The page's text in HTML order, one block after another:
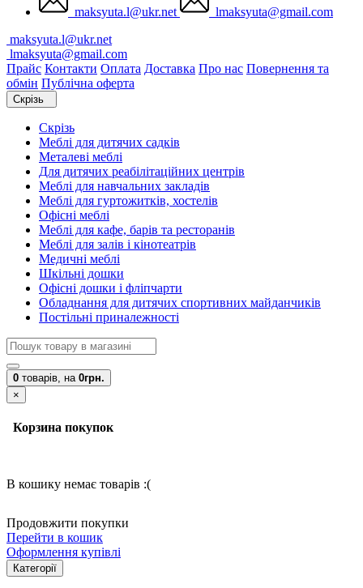
maksyuta.l@ukr.net
lmaksyuta@gmail.com
maksyuta.l@ukr.net
lmaksyuta@gmail.com
Прайс Контакти Оплата Доставка Про нас Повернення та
обмін Публічна оферта
Скрізь
Скрізь
Меблі для дитячих садків
Металеві меблі
Для дитячих реабілітаційних центрів
Меблі для навчальних закладів
Меблі для гуртожитків, хостелів
Офісні меблі
Меблі для кафе, барів та ресторанів
Меблі для залів і кінотеатрів
Медичні меблі
Шкільні дошки
Офісні дошки і фліпчарти
Обладнання для дитячих спортивних майданчиків
Постільні приналежності
0 товарів, на 0грн.
×
Корзина покупок
В кошику немає товарів :(
Продовжити покупки
Перейти в кошик
Оформлення купівлі
Категорії